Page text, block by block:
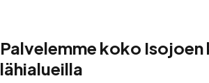
Palvelemme koko Isojoen
lähialueilla